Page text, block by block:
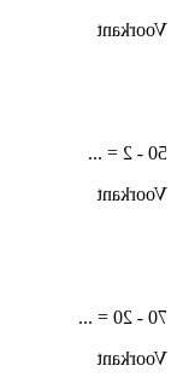
Voorkant
50 - 2 = ...
Voorkant
70 - 20 = ...
Voorkant